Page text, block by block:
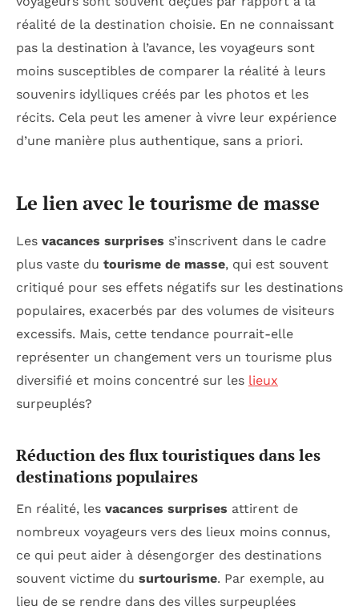
réalité de la destination choisie. En ne connaissant
pas la destination à l’avance, les voyageurs sont
moins susceptibles de comparer la réalité à leurs
souvenirs idylliques créés par les photos et les
récits. Cela peut les amener à vivre leur expérience
d’une manière plus authentique, sans a priori.
Le lien avec le tourisme de masse
Les vacances surprises s’inscrivent dans le cadre
plus vaste du tourisme de masse, qui est souvent
critiqué pour ses effets négatifs sur les destinations
populaires, exacerbés par des volumes de visiteurs
excessifs. Mais, cette tendance pourrait-elle
représenter un changement vers un tourisme plus
diversifié et moins concentré sur les lieux
surpeuplés?
Réduction des flux touristiques dans les
destinations populaires
En réalité, les vacances surprises attirent de
nombreux voyageurs vers des lieux moins connus,
ce qui peut aider à désengorger des destinations
souvent victime du surtourisme. Par exemple, au
lieu de se rendre dans des villes surpeuplées